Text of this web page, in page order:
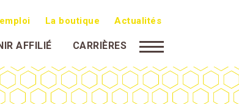
La boutique Actualités
AFFILIÉ CARRIÈRES